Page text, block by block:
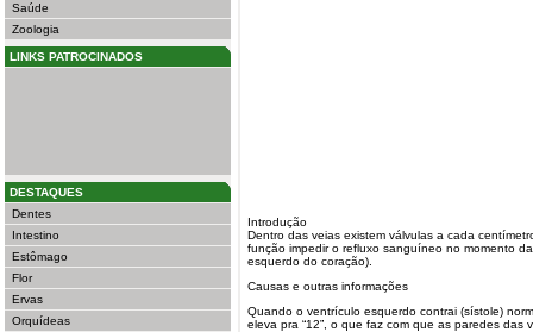
Saúde
Zoologia
LINKS PATROCINADOS
DESTAQUES
Dentes
Intestino
Estômago
Flor
Ervas
Orquídeas
Introdução
Dentro das veias existem válvulas a cada
função impedir o refluxo sanguíneo no momento
esquerdo do coração).
Causas e outras informações
Quando o ventrículo esquerdo contrai (sístole)
eleva pra “12”, o que faz com que as paredes das